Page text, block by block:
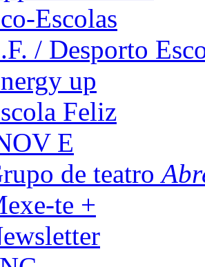
Escolas
/ Desporto
up
Feliz
E
de teatro
te +